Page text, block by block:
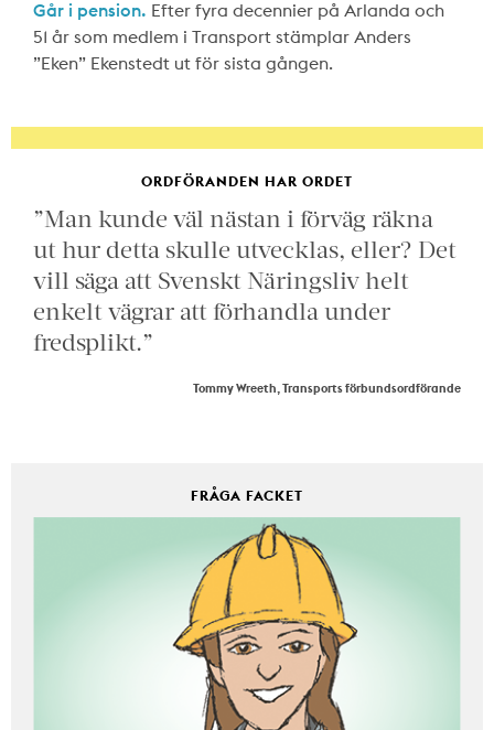
Går i pension. Efter fyra decennier på Arlanda och
51 år som medlem i Transport stämplar Anders
”Eken” Ekenstedt ut för sista gången.
ORDFÖRANDEN HAR ORDET
”Man kunde väl nästan i förväg räkna
ut hur detta skulle utvecklas, eller? Det
vill säga att Svenskt Näringsliv helt
enkelt vägrar att förhandla under
fredsplikt.”
Tommy Wreeth, Transports förbundsordförande
FRÅGA FACKET